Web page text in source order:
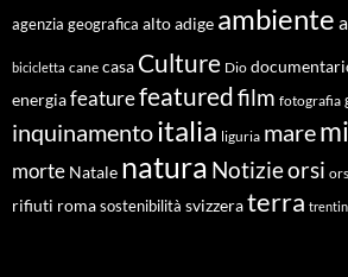
agenzia geografica alto adige ambiente
bicicletta cane casa Culture Dio
energiafeaturefeaturedfilm fotografia
inquinamentoitalia liguria mare
morte Natale natura Notizieorsi
rifiuti roma sostenibilità svizzeraterra